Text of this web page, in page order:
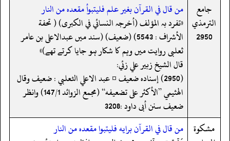
جامع
الترمذي
2950
من قال في القرآن بغير علم فليتبوأ مقعده من النار
«تفرد بہ المؤلف (أخرجہ النسائي في الکبری) ( تحفة
الأشراف : 5543) (ضعیف) (سند میں عبدالاعلی بن عامر
ثعلبی روایت میں وہم کا شکار ہو جایا کرتے تھے)»
قال الشيخ زبير علي زئي:
(2950) إسناده ضعيف ¤ عبد الاعلي الثعلبي : ضعيف وقال
الهثيمي ”الأكثر على تضعيفه“ (مجمع الزوائد 147/1) وانظر
ضعيف سنن أبى داود :3208
مشكوة
من قال في القرآن برايه فليتبوا مقعده من النار